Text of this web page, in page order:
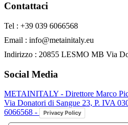
Contattaci
Tel : +39 039 6066568
Email : info@metainitaly.eu
Indirizzo : 20855 LESMO MB Via
Social Media
METAINITALY - Direttore Marco
Via Donatori di Sangue 23, P. IVA
6066568 -
Privacy Policy